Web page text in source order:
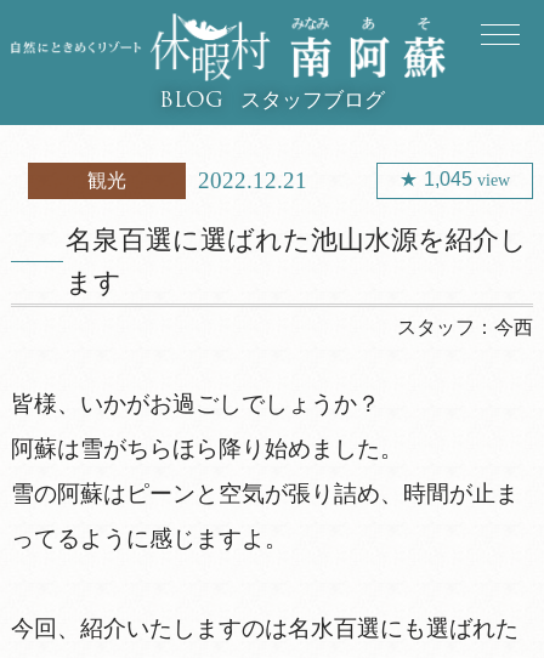
BLOG スタッフブログ
観光 2022.12.21 1,045view
名泉百選に選ばれた池山水源を紹介し
ます
スタッフ：今西
皆様、いかがお過ごしでしょうか？
阿蘇は雪がちらほら降り始めました。
雪の阿蘇はピーンと空気が張り詰め、時間が止ま
ってるように感じますよ。
今回、紹介いたしますのは名水百選にも選ばれた